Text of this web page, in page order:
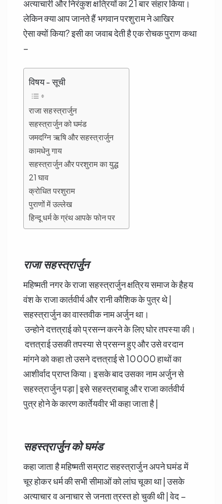
अत्याचारी और निरंकुश क्षत्रियों का 21 बार संहार किया।
लेकिन क्या आप जानते हैं भगवान परशुराम ने आखिर
ऐसा क्यों किया? इसी का जवाब देती है एक रोचक पुराण कथा
–
विषय - सूची
राजा सहस्त्रार्जुन
सहस्त्रार्जुन को घमंड
जमदग्नि ऋषि और सहस्त्रार्जुन
कामधेनु गाय
सहस्त्रार्जुन और परशुराम का युद्ध
21 घाव
क्रोधित परशुराम
पुराणों में उल्लेख
हिन्दू धर्म के ग्रंथ आपके फोन पर
राजा सहस्त्रार्जुन
महिष्मती नगर के राजा सहस्त्रार्जुन क्षत्रिय समाज के हैहय
वंश के राजा कार्तवीर्य और रानी कौशिक के पुत्र थे |
सहस्त्रार्जुन का वास्तवीक नाम अर्जुन था।
उन्होने दत्तत्राई को प्रसन्न करने के लिए घोर तपस्या की।
दत्तत्राई उसकी तपस्या से प्रसन्न हुए और उसे वरदान
मांगने को कहा तो उसने दत्तत्राई से 10000 हाथों का
आशीर्वाद प्राप्त किया। इसके बाद उसका नाम अर्जुन से
सहस्त्रार्जुन पड़ा | इसे सहस्त्राबाहू और राजा कार्तवीर्य
पुत्र होने के कारण कार्तेयवीर भी कहा जाता है |
सहस्त्रार्जुन को घमंड
कहा जाता है महिष्मती सम्राट सहस्त्रार्जुन अपने घमंड में
चूर होकर धर्म की सभी सीमाओं को लांघ चूका था | उसके
अत्याचार व अनाचार से जनता त्रस्त हो चुकी थी | वेद –